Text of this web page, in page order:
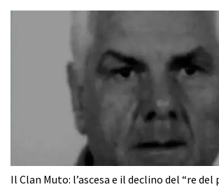
Il Clan Muto: l’ascesa e il declino del “re del